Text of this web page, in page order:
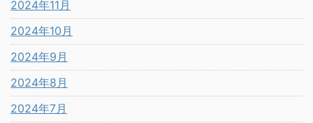
2024年11月
2024年10月
2024年9月
2024年8月
2024年7月